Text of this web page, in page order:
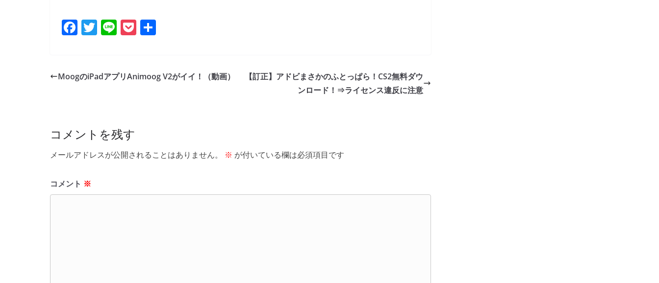
F
e
k
T
er
Li P
et
MoogのiPadアプリAnimoog V2がイイ！（動画）
【訂正】アドビまさかのふとっぱら！CS2無料ダウ
ンロード！⇒ライセンス違反に注意
コメントを残す
メールアドレスが公開されることはありません。 ※ が付いている欄は必須項目です
コメント ※